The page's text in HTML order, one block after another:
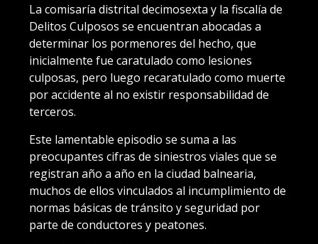
La comisaría distrital decimosexta y la fiscalía de
Delitos Culposos se encuentran abocadas a
determinar los pormenores del hecho, que
inicialmente fue caratulado como lesiones
culposas, pero luego recaratulado como muerte
por accidente al no existir responsabilidad de
terceros.
Este lamentable episodio se suma a las
preocupantes cifras de siniestros viales que se
registran año a año en la ciudad balnearia,
muchos de ellos vinculados al incumplimiento de
normas básicas de tránsito y seguridad por
parte de conductores y peatones.